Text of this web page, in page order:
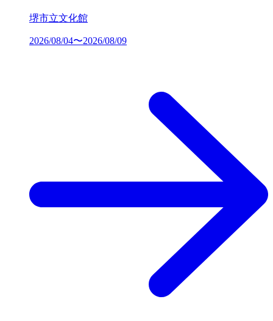
堺市立文化館
2026/08/04〜2026/08/09